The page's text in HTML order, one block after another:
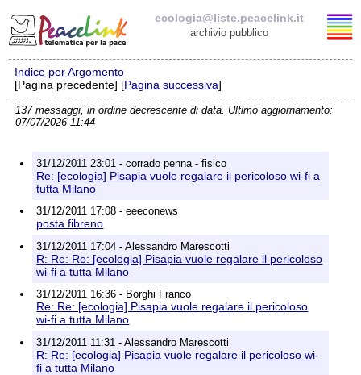
ecologia@liste.peacelink.it
archivio pubblico
Elenco delle liste
ecologia@liste.peacelink.it
Policy delle liste di PeaceLink
Informativa sulla privacy
Richieste di rimozione
Indice per Argomento
[Pagina precedente] [Pagina successiva]
137 messaggi, in ordine decrescente di data. Ultimo aggiornamento:
07/07/2026 11:44
31/12/2011 23:01 - corrado penna - fisico
Re: [ecologia] Pisapia vuole regalare il pericoloso wi-fi a
tutta Milano
31/12/2011 17:08 - eeeconews
posta fibreno
31/12/2011 17:04 - Alessandro Marescotti
R: Re: Re: [ecologia] Pisapia vuole regalare il pericoloso
wi-fi a tutta Milano
31/12/2011 16:36 - Borghi Franco
Re: Re: [ecologia] Pisapia vuole regalare il pericoloso
wi-fi a tutta Milano
31/12/2011 11:31 - Alessandro Marescotti
R: Re: [ecologia] Pisapia vuole regalare il pericoloso wi-
fi a tutta Milano